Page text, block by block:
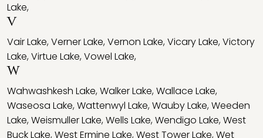
Lake,
V
Vair Lake,Verner Lake,Vernon Lake,Vicary Lake,Victory
Lake,Virtue Lake,Vowel Lake,
W
Wahwashkesh Lake,Walker Lake,Wallace Lake,
Waseosa Lake,Wattenwyl Lake,Wauby Lake,Weeden
Lake,Weismuller Lake,Wells Lake,Wendigo Lake,West
Buck Lake,West Ermine Lake,West Tower Lake,Wet